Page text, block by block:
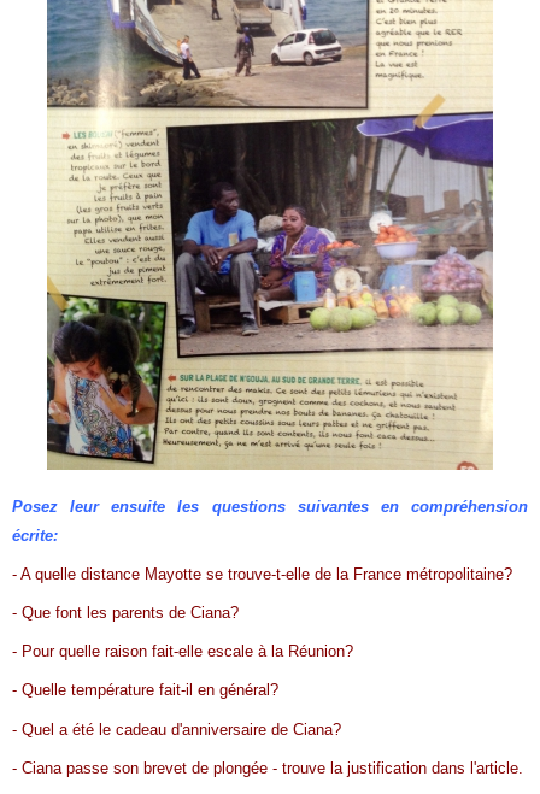
Posez leur ensuite les questions suivantes en compréhension
écrite:
- A quelle distance Mayotte se trouve-t-elle de la France métropolitaine?
- Que font les parents de Ciana?
- Pour quelle raison fait-elle escale à la Réunion?
- Quelle température fait-il en général?
- Quel a été le cadeau d'anniversaire de Ciana?
- Ciana passe son brevet de plongée - trouve la justification dans l'article.